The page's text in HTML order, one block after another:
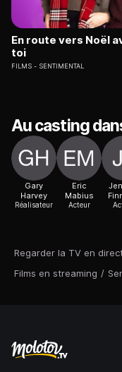
Regarder la TV en
Films en streaming /
En route vers Noël
toi
FILMS SENTIMENTAL
Au casting
Gary
Harvey
Réalisateur
Eric
Mabius
Acteur